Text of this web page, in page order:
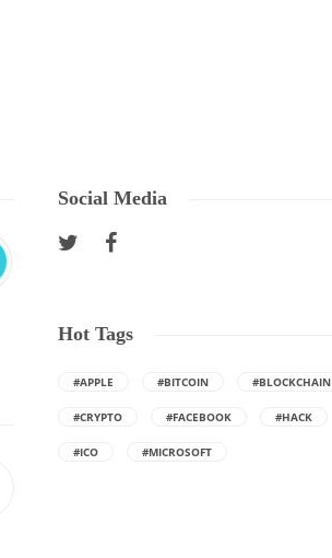
Social Media
Hot Tags
#APPLE #BITCOIN #BLOCKCHAIN
#CRYPTO #FACEBOOK #HACK
#ICO #MICROSOFT